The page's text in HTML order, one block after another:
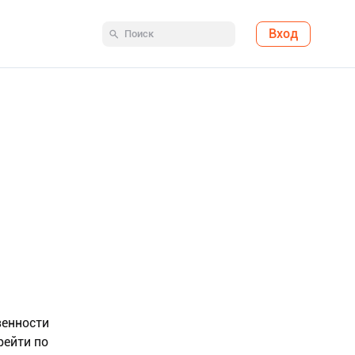
Вход
по